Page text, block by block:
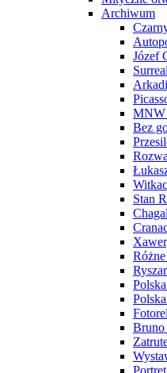
Archiwum
Józef
MNW
Bez
Stan
Bruno